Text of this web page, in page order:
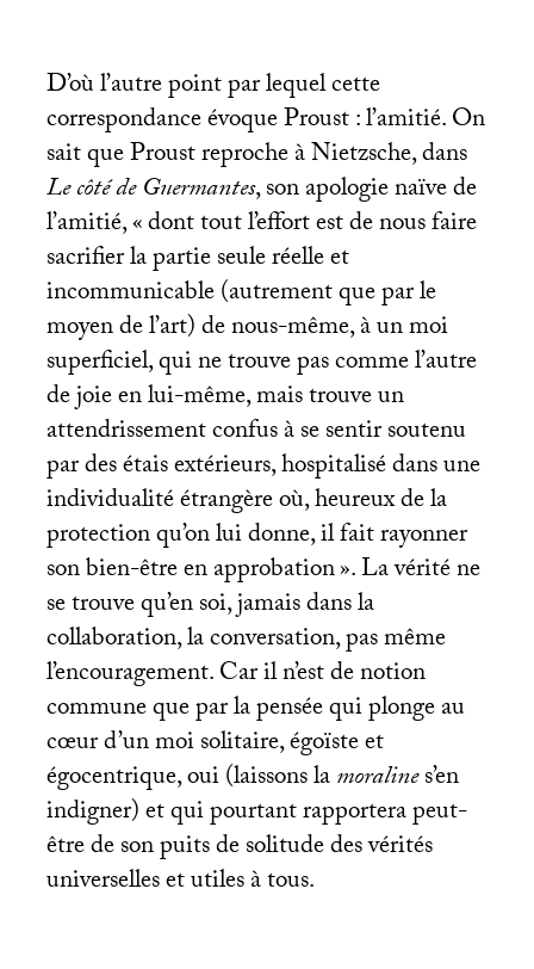
D’où l’autre point par lequel cette
correspondance évoque Proust : l’amitié. On
sait que Proust reproche à Nietzsche, dans
Le côté de Guermantes, son apologie naïve de
l’amitié, «dont tout l’effort est de nous faire
sacrifier la partie seule réelle et
incommunicable (autrement que par le
moyen de l’art) de nous-même, à un moi
superficiel, qui ne trouve pas comme l’autre
de joie en lui-même, mais trouve un
attendrissement confus à se sentir soutenu
par des étais extérieurs, hospitalisé dans une
individualité étrangère où, heureux de la
protection qu’on lui donne, il fait rayonner
son bien-être en approbation». La vérité ne
se trouve qu’en soi, jamais dans la
collaboration, la conversation, pas même
l’encouragement. Car il n’est de notion
commune que par la pensée qui plonge au
cœur d’un moi solitaire, égoïste et
égocentrique, oui (laissons lamoralines’en
indigner) et qui pourtant rapportera peut-
être de son puits de solitude des vérités
universelles et utiles à tous.